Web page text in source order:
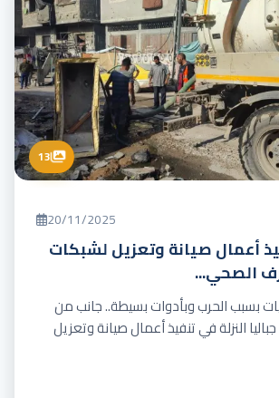
13
20/11/2025
أعمال صيانة وتعزيل لشبكات
الصحي...
بسبب الحرب وبأدوات بسيطة.. جانب من
النزلة في تنفيذ أعمال صيانة وتعزيل